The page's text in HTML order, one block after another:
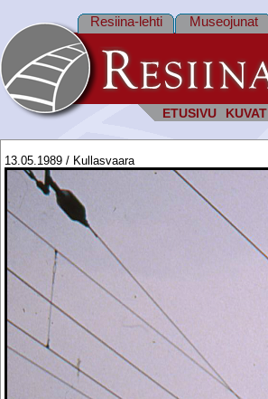
ETUSIVU KUVAT
Resiina-lehti Museojunat
13.05.1989 / Kullasvaara